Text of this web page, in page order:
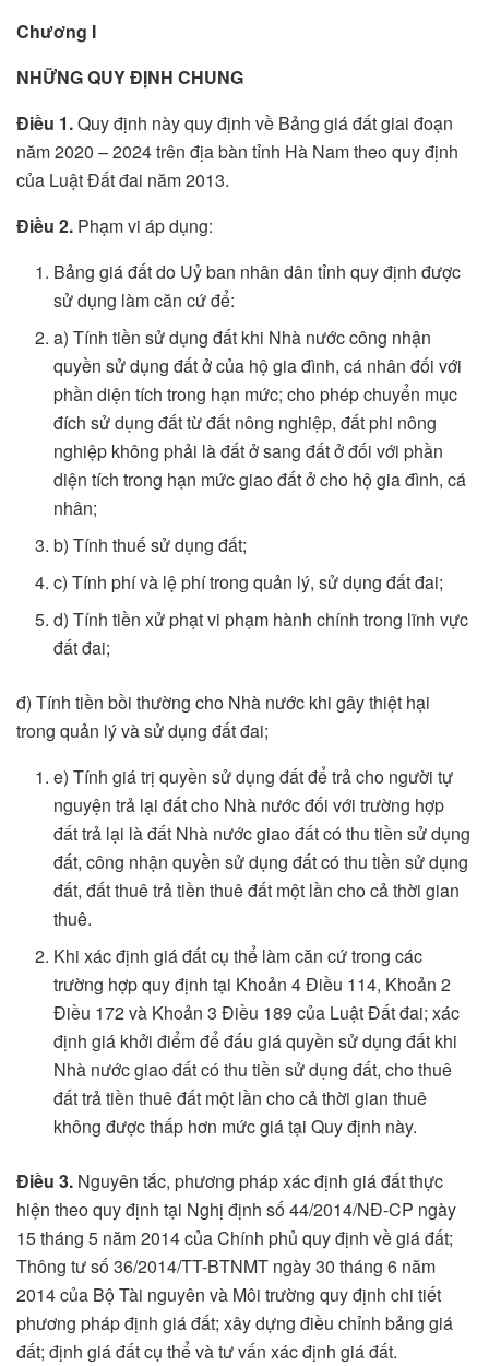
Chương I
NHỮNG QUY ĐỊNH CHUNG
Điều 1.Quy định này quy định về Bảng giá đất giai đoạn
năm 2020 – 2024 trên địa bàn tỉnh Hà Nam theo quy định
của Luật Đất đai năm 2013.
Điều 2. Phạm vi áp dụng:
Bảng giá đất do Uỷ ban nhân dân tỉnh quy định được
sử dụng làm căn cứ để:
a) Tính tiền sử dụng đất khi Nhà nước công nhận
quyền sử dụng đất ở của hộ gia đình, cá nhân đối với
phần diện tích trong hạn mức; cho phép chuyển mục
đích sử dụng đất từ đất nông nghiệp, đất phi nông
nghiệp không phải là đất ở sang đất ở đối với phần
diện tích trong hạn mức giao đất ở cho hộ gia đình, cá
nhân;
b) Tính thuế sử dụng đất;
c) Tính phí và lệ phí trong quản lý, sử dụng đất đai;
d) Tính tiền xử phạt vi phạm hành chính trong lĩnh vực
đất đai;
đ) Tính tiền bồi thường cho Nhà nước khi gây thiệt hại
trong quản lý và sử dụng đất đai;
e) Tính giá trị quyền sử dụng đất để trả cho người tự
nguyện trả lại đất cho Nhà nước đối với trường hợp
đất trả lại là đất Nhà nước giao đất có thu tiền sử dụng
đất, công nhận quyền sử dụng đất có thu tiền sử dụng
đất, đất thuê trả tiền thuê đất một lần cho cả thời gian
thuê.
Khi xác định giá đất cụ thể làm căn cứ trong các
trường hợp quy định tại Khoản 4 Điều 114, Khoản 2
Điều 172 và Khoản 3 Điều 189 của Luật Đất đai; xác
định giá khởi điểm để đấu giá quyền sử dụng đất khi
Nhà nước giao đất có thu tiền sử dụng đất, cho thuê
đất trả tiền thuê đất một lần cho cả thời gian thuê
không được thấp hơn mức giá tại Quy định này.
Điều 3. Nguyên tắc, phương pháp xác định giá đất thực
hiện theo quy định tại Nghị định số 44/2014/NĐ-CP ngày
15 tháng 5 năm 2014 của Chính phủ quy định về giá đất;
Thông tư số 36/2014/TT-BTNMT ngày 30 tháng 6 năm
2014 của Bộ Tài nguyên và Môi trường quy định chi tiết
phương pháp định giá đất; xây dựng điều chỉnh bảng giá
đất; định giá đất cụ thể và tư vấn xác định giá đất.